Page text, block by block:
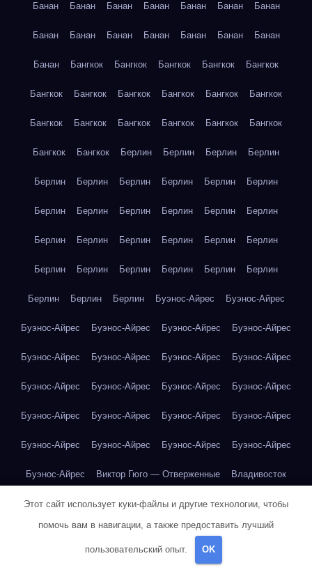
Банан Банан Банан Банан Банан Банан Банан
Банан Банан Банан Банан Банан Банан Банан
Банан Бангкок Бангкок Бангкок Бангкок Бангкок
Бангкок Бангкок Бангкок Бангкок Бангкок Бангкок
Бангкок Бангкок Бангкок Бангкок Бангкок Бангкок
Бангкок Бангкок Берлин Берлин Берлин Берлин
Берлин Берлин Берлин Берлин Берлин Берлин
Берлин Берлин Берлин Берлин Берлин Берлин
Берлин Берлин Берлин Берлин Берлин Берлин
Берлин Берлин Берлин Берлин Берлин Берлин
Берлин Берлин Берлин Буэнос-Айрес Буэнос-Айрес
Буэнос-Айрес Буэнос-Айрес Буэнос-Айрес Буэнос-Айрес
Буэнос-Айрес Буэнос-Айрес Буэнос-Айрес Буэнос-Айрес
Буэнос-Айрес Буэнос-Айрес Буэнос-Айрес Буэнос-Айрес
Буэнос-Айрес Буэнос-Айрес Буэнос-Айрес Буэнос-Айрес
Буэнос-Айрес Буэнос-Айрес Буэнос-Айрес Буэнос-Айрес
Буэнос-Айрес Виктор Гюго — Отверженные Владивосток
Владивосток Владивосток Владивосток Владивосток
Владивосток Владивосток Владивосток
Владивосток
Этот сайт использует куки-файлы и другие технологии, чтобы
помочь вам в навигации, а также предоставить лучший
пользовательский опыт. OK